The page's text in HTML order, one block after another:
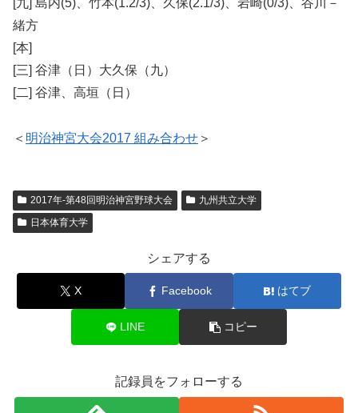
緒方
[本]
[三] 谷津（日）大久保（九）
[二] 谷津、高垣（日）
＜ 明治神宮大会2017 組み合わせ ＞
2017年-第48回明治神宮野球大会
九州共立大学
日本体育大学
シェアする
X Facebook はてブ
LINE コピー
記録員をフォローする